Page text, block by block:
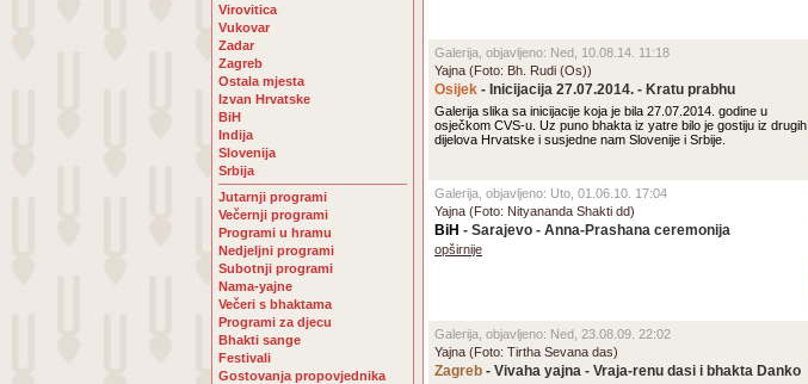
Virovitica
Vukovar
Zadar
Zagreb
Ostala mjesta
Izvan Hrvatske
BiH
Indija
Slovenija
Srbija
Jutarnji programi
Večernji programi
Programi u hramu
Nedjeljni programi
Subotnji programi
Nama-yajne
Večeri s bhaktama
Programi za djecu
Bhakti sange
Festivali
Gostovanja propovjednika
Galerija, objavljeno: Ned, 10.08.14. 11:18
Yajna (Foto: Bh. Rudi (Os))
Osijek - Inicijacija 27.07.2014. - Kratu prabhu
Galerija slika sa inicijacije koja je bila 27.07.2014. godine u
osječkom CVS-u. Uz puno bhakta iz yatre bilo je gostiju iz drugih
dijelova Hrvatske i susjedne nam Slovenije i Srbije.
Galerija, objavljeno: Uto, 01.06.10. 17:04
Yajna (Foto: Nityananda Shakti dd)
BiH - Sarajevo - Anna-Prashana ceremonija
opširnije
Galerija, objavljeno: Ned, 23.08.09. 22:02
Yajna (Foto: Tirtha Sevana das)
Zagreb - Vivaha yajna - Vraja-renu dasi i bhakta Danko